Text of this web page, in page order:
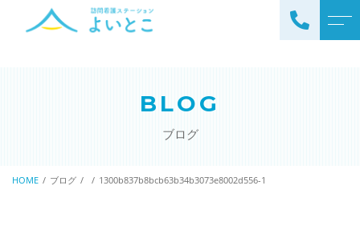
ステーションについて
訪問看護の流れ
公開情報
BLOG
ブログ
HOME ブログ 1300b837b8bcb63b34b3073e8002d556-1